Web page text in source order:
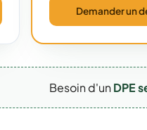
Demander un
Besoin d'unDPE